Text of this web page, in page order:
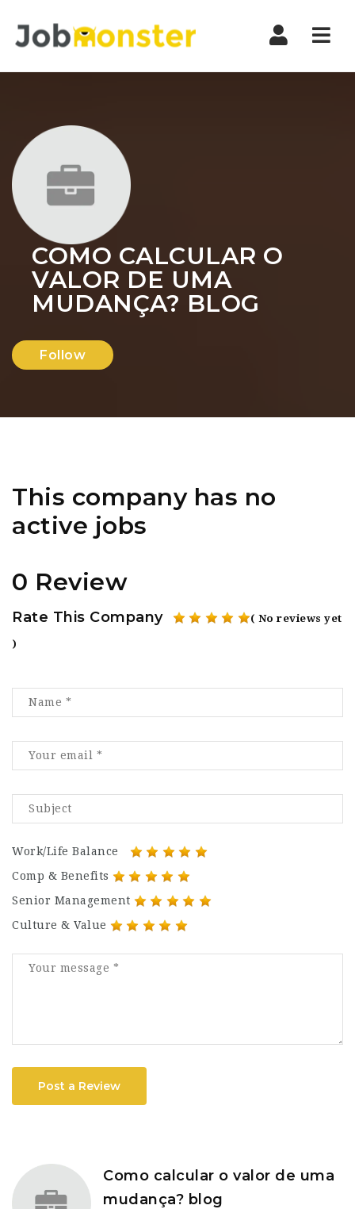
COMO CALCULAR O
VALOR DE UMA
MUDANÇA? BLOG
Follow
This company has no
active jobs
0 Review
Rate This Company ( No reviews yet
)
Work/Life Balance
Comp & Benefits
Senior Management
Culture & Value
Post a Review
Como calcular o valor de uma
mudança? blog